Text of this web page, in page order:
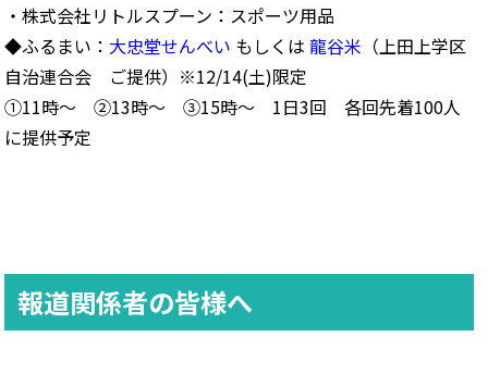
・株式会社リトルスプーン：スポーツ用品
◆ふるまい： 大忠堂せんべい もしくは龍谷米 （上田上学区
自治連合会 ご提供）※12/14(土)限定
①11時～ ②13時～ ③15時～ 1日3回 各回先着100人
に提供予定
報道関係者の皆様へ